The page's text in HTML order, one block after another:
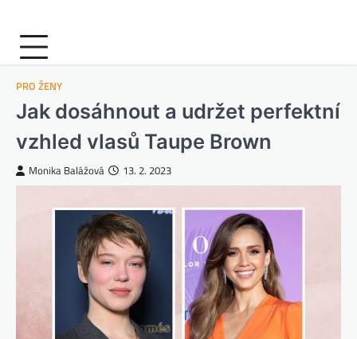
PRO ŽENY
Jak dosáhnout a udržet perfektní
vzhled vlasů Taupe Brown
Monika Balážová 13. 2. 2023